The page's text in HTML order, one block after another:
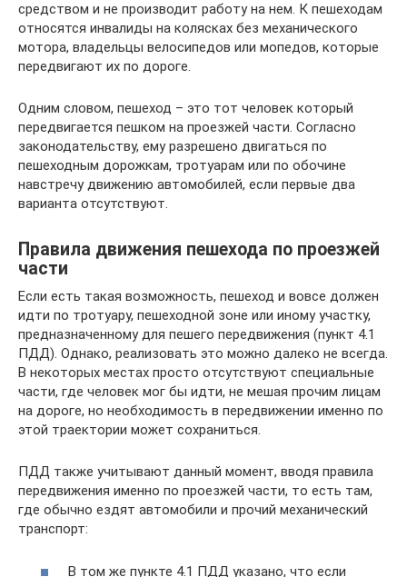
средством и не производит работу на нем. К пешеходам
относятся инвалиды на колясках без механического
мотора, владельцы велосипедов или мопедов, которые
передвигают их по дороге.
Одним словом, пешеход – это тот человек который
передвигается пешком на проезжей части. Согласно
законодательству, ему разрешено двигаться по
пешеходным дорожкам, тротуарам или по обочине
навстречу движению автомобилей, если первые два
варианта отсутствуют.
Правила движения пешехода по проезжей
части
Если есть такая возможность, пешеход и вовсе должен
идти по тротуару, пешеходной зоне или иному участку,
предназначенному для пешего передвижения (пункт 4.1
ПДД). Однако, реализовать это можно далеко не всегда.
В некоторых местах просто отсутствуют специальные
части, где человек мог бы идти, не мешая прочим лицам
на дороге, но необходимость в передвижении именно по
этой траектории может сохраниться.
ПДД также учитывают данный момент, вводя правила
передвижения именно по проезжей части, то есть там,
где обычно ездят автомобили и прочий механический
транспорт:
В том же пункте 4.1 ПДД указано, что если